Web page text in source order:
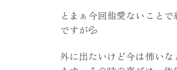
とまぁ今回他愛ないこと
ですが💦
外に出たいけど今は怖い